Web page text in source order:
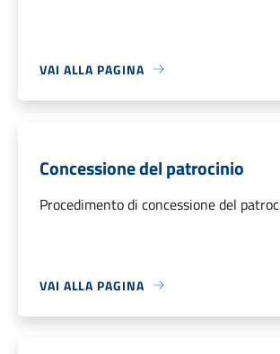
VAI ALLA PAGINA
Concessione del patrocinio
Procedimento di concessione del
VAI ALLA PAGINA